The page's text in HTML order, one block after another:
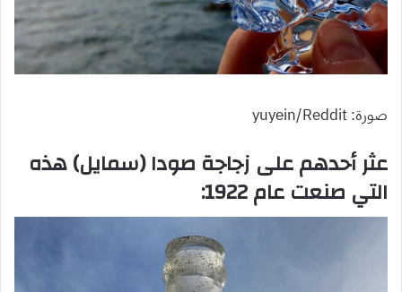
صورة: yuyein/Reddit
عثر أحدهم على زجاجة صودا (سمايل) هذه
التي صنعت عام 1922: